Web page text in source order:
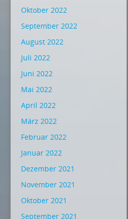
Oktober 2022
September 2022
August 2022
Juli 2022
Juni 2022
Mai 2022
April 2022
März 2022
Februar 2022
Januar 2022
Dezember 2021
November 2021
Oktober 2021
September 2021